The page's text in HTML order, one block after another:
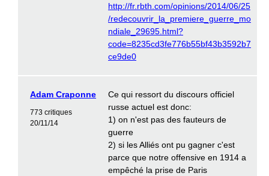
http://fr.rbth.com/opinions/2014/06/25
/redecouvrir_la_premiere_guerre_mo
ndiale_29695.html?
code=8235cd3fe776b55bf43b3592b7
ce9de0
Adam Craponne
773 critiques
20/11/14
Ce qui ressort du discours officiel
russe actuel est donc:
1) on n'est pas des fauteurs de
guerre
2) si les Alliés ont pu gagner c'est
parce que notre offensive en 1914 a
empêché la prise de Paris